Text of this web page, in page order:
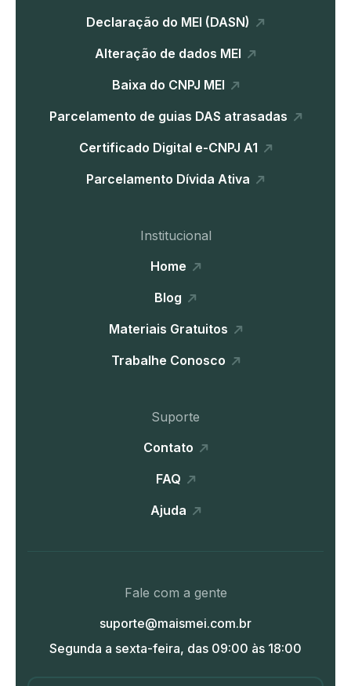
Declaração do MEI (DASN)
Alteração de dados MEI
Baixa do CNPJ MEI
Parcelamento de guias DAS atrasadas
Certificado Digital e-CNPJ A1
Parcelamento Dívida Ativa
Institucional
Home
Blog
Materiais Gratuitos
Trabalhe Conosco
Suporte
Contato
FAQ
Ajuda
Fale com a gente
suporte@maismei.com.br
Segunda a sexta-feira, das 09:00 às 18:00